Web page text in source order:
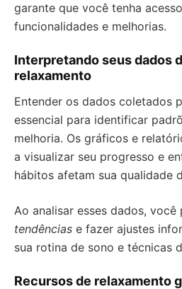
garante que você tenha
funcionalidades e melhorias.
Interpretando seus dados
relaxamento
Entender os dados coletados
essencial para identificar
melhoria. Os gráficos e
a visualizar seu progresso e
hábitos afetam sua qualidade
Ao analisar esses dados, você
tendências e fazer ajustes
sua rotina de sono e técnicas
Recursos de relaxamento